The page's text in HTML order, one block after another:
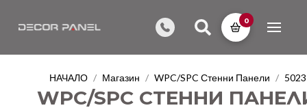
0
НАЧАЛО / Магазин / WPC/SPC Стенни Панели / 5023
WPC/SPC СТЕННИ